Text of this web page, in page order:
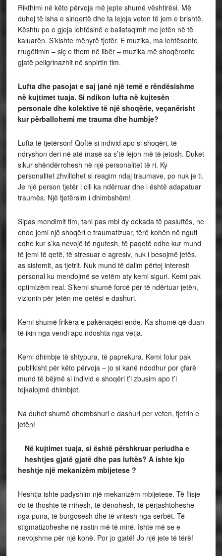
Rikthimi në këto përvoja më jepte shumë vështirësi. Më
duhej të isha e sinqertë dhe ta lejoja veten të jem e brishtë.
Kështu po e gjeja lehtësinë e ballafaqimit me jetën në të
kaluarën. S’kishte mënyrë tjetër. E muzika, ma lehtësonte
rrugëtimin – siç e them në libër – muzika më shoqëronte
gjatë peligrinazhit në shpirtin tim.
Lufta dhe pasojat e saj janë një temë e rëndësishme
në kujtimet tuaja. Si ndikon lufta në kujtesën
personale dhe kolektive të një shoqërie, veçanërisht
kur përballohemi me trauma dhe humbje?
Lufta të tjetërson! Qoftë si individ apo si shoqëri, të
ndryshon deri në atë masë sa s’të lejon më të jetosh. Duket
sikur shëndërrohesh në një personalitet të ri. Ky
personalitet zhvillohet si reagim ndaj traumave, po nuk je ti.
Je një person tjetër i cili ka ndërruar dhe i është adapatuar
traumës. Një tjetërsim i dhimbshëm!
Sipas mendimit tim, tani pas mbi dy dekada të pasluftës, ne
ende jemi një shoqëri e traumatizuar, tërë kohën në nguti
edhe kur s’ka nevojë të ngutesh, të paqetë edhe kur mund
të jemi të qetë, të stresuar e agresiv, nuk i besojmë jetës,
as sistemit, as tjetrit. Nuk mund të dalim përtej interesit
personal ku mendojmë se vetëm aty kemi siguri. Kemi pak
optimizëm real. S’kemi shumë forcë për të ndërtuar jetën,
vizionin për jetën me qetësi e dashuri.
Kemi shumë frikëra e pakënaqësi ende. Ka shumë që duan
të ikin nga vendi apo ndoshta nga vetja.
Kemi dhimbje të shtypura, të paprekura. Kemi folur pak
publikisht për këto përvoja – jo si kanë ndodhur por çfarë
mund të bëjmë si individ e shoqëri t’i zbusim apo t’i
tejkalojmë dhimbjet.
Na duhet shumë dhembshuri e dashuri per veten, tjetrin e
jetën!
Në kujtimet tuaja, si është përshkruar periudha e
heshtjes gjatë gjatë dhe pas luftës? A ishte kjo
heshtje një mekanizëm mbijetese ?
Heshtja ishte padyshim një mekanizëm mbijetese. Të flisje
do të thoshte të rrihesh, të dënohesh, të përjashtoheshe
nga puna, të burgosesh dhe të vritesh nga serbët. Të
stigmatizoheshe në rastin më të mirë. Ishte më se e
nevojshme për një kohë. Por jo gjatë! Jo një jete të tërë!